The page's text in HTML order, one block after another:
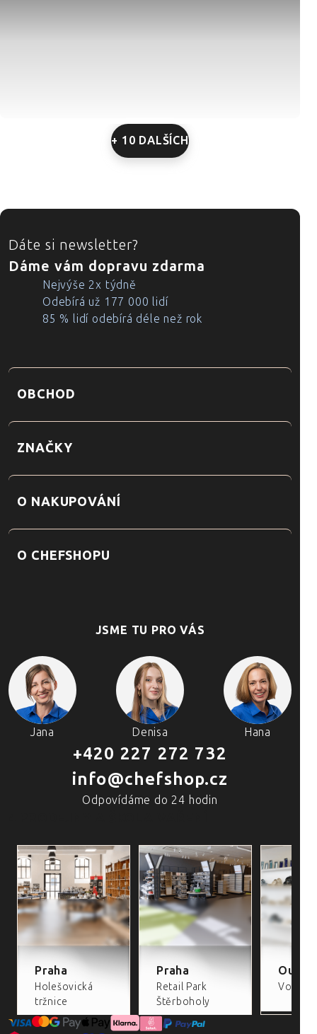
+ 10 DALŠÍCH
ZÁPATÍ
Dáte si newsletter?
Dáme vám dopravu zdarma
Nejvýše 2x týdně
Odebírá už 177 000 lidí
85 % lidí odebírá déle než rok
OBCHOD
ZNAČKY
O NAKUPOVÁNÍ
O CHEFSHOPU
JSME TU PRO VÁS
Jana Denisa Hana
+420 227 272 732
info@chefshop.cz
Odpovídáme do 24 hodin
Praha
Holešovická
tržnice
Praha
Retail Park
Štěrboholy
Volta